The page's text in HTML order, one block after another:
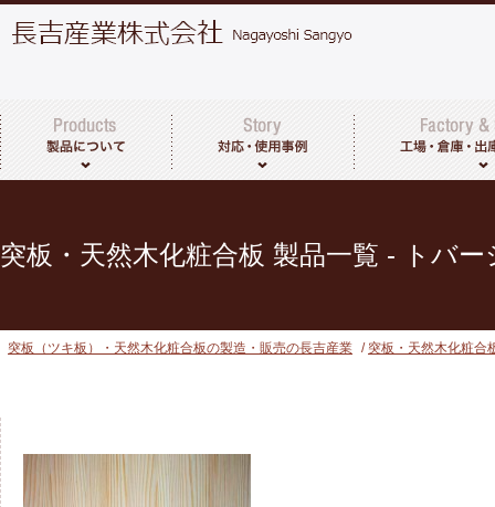
突板・天然木化粧合板 製品一覧 - トバー
突板（ツキ板）・天然木化粧合板の製造・販売の長吉産業 / 突板・天然木化粧合